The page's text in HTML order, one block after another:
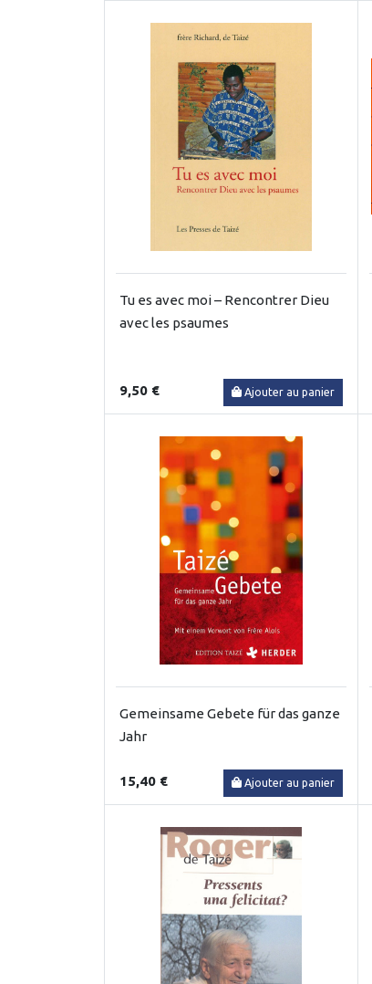
Tu es avec moi – Rencontrer Dieu
avec les psaumes
9,50 € Ajouter au panier
Gemeinsame Gebete für das ganze
Jahr
15,40 € Ajouter au panier